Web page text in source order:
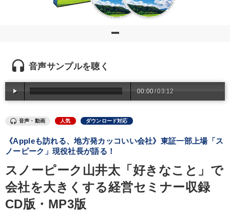
マーケティング 組織と人を動かすマネジメント力を磨く
経営者のための《音声・動画で学ぶ》講演シリーズ
経済・景気・相場予測 【1月】音声・映像
【12月】音声・映像
業種
製造業 卸売・小売・飲食業
headset 音声サンプルを聴く
00:00/03:12
音声・動画 人気 ダウンロード対応
《Appleも訪れる、地方発カッコいい会社》東証一部上場「ス
ノーピーク」現役社長が語る！
スノーピーク山井太「好きなこと」で
会社を大きくする経営セミナー収録
CD版・MP3版